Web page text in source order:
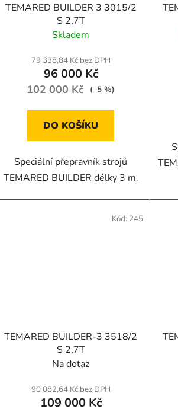
TEMARED BUILDER 3 3015/2
S 2,7T
Skladem
79 338,84 Kč bez DPH
96 000 Kč
102 000 Kč (–5 %)
DO KOŠÍKU
Speciální přepravník strojů
TEMARED BUILDER délky 3 m.
TEMARED BUILDER-3 3518/2
S 2,7T
Na dotaz
90 082,64 Kč bez DPH
109 000 Kč
Kód: 245